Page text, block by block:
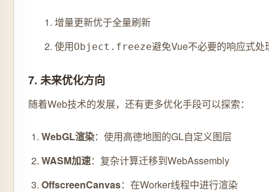
增量更新优于全量刷新
使用Object.freeze避免Vue不必要的响应式处
7. 未来优化方向
随着Web技术的发展，还有更多优化手段可以探索：
WebGL渲染：使用高德地图的GL自定义图层
WASM加速：复杂计算迁移到WebAssembly
OffscreenCanvas：在Worker线程中进行渲染